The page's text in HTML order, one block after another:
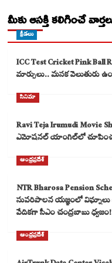
మీకు ఆసక్తి కలిగించే
క్రీడలు
ICC Test Cricket Pink Ball
మార్పులు.. మసక వెలుతురు
సినిమా
Ravi Teja Irumudi Movie
ఎమోషనల్ యాంగిల్‌లో
ఆంధ్రప్రదేశ్
NTR Bharosa Pension
సుపరిపాలన యజ్ఞంలో విఘ్నాలు
వేదికగా సీఎం చంద్రబాబు ధ్వజం!
ఆంధ్రప్రదేశ్